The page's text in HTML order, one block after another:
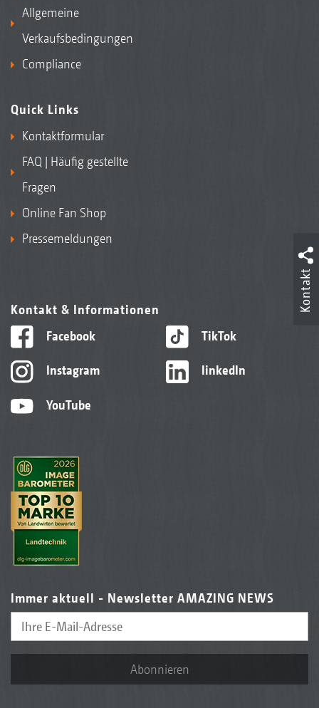
Allgemeine
Verkaufsbedingungen
Compliance
Quick Links
Kontaktformular
FAQ | Häufig gestellte
Fragen
Online Fan Shop
Pressemeldungen
Kontakt & Informationen
Facebook
Instagram
YouTube
TikTok
linkedIn
Immer aktuell - Newsletter AMAZING NEWS
Abonnieren
Kontakt